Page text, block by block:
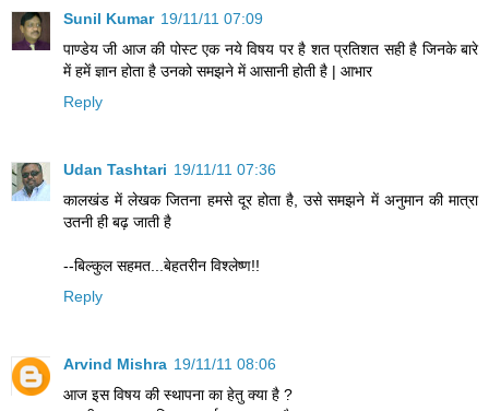
Sunil Kumar 19/11/11 07:09
पाण्डेय जी आज की पोस्ट एक नये विषय पर है शत प्रतिशत सही है जिनके बारे
में हमें ज्ञान होता है उनको समझने में आसानी होती है | आभार
Reply
Udan Tashtari 19/11/11 07:36
कालखंड में लेखक जितना हमसे दूर होता है, उसे समझने में अनुमान की मात्रा
उतनी ही बढ़ जाती है
--बिल्कुल सहमत...बेहतरीन विश्लेष्ण!!
Reply
Arvind Mishra 19/11/11 08:06
आज इस विषय की स्थापना का हेतु क्या है ?